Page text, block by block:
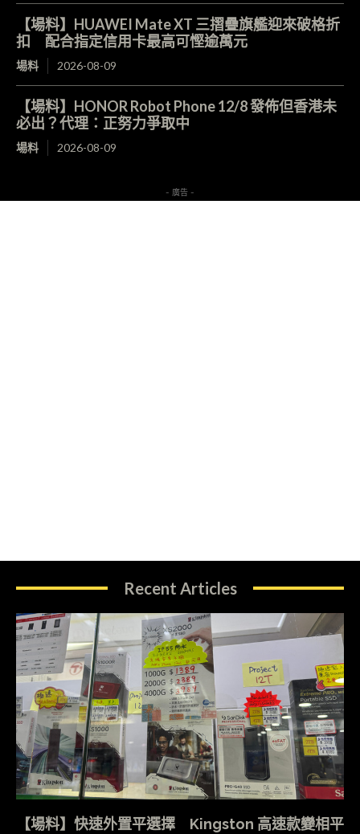
【場料】HUAWEI Mate XT 三摺疊旗艦迎來破格折
扣 配合指定信用卡最高可慳逾萬元
場料 2026-08-09
【場料】HONOR Robot Phone 12/8 發佈但香港未
必出？代理：正努力爭取中
場料 2026-08-09
- 廣告 -
Recent Articles
【場料】快速外置平選擇 Kingston 高速款變相平